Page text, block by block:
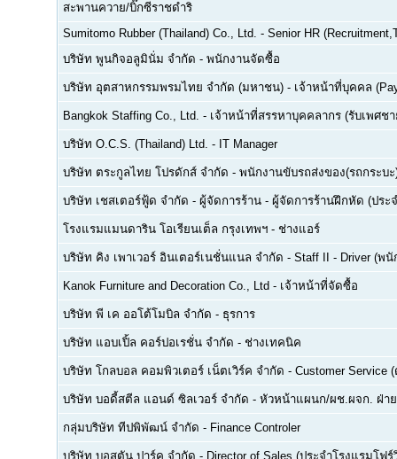
สะพานควาย/บิ๊กซีราชดำริ
Sumitomo Rubber (Thailand) Co., Ltd. - Senior HR
บริษัท พูนกิจอลูมินั่ม จำกัด - พนักงานจัดซื้อ
บริษัท อุตสาหกรรมพรมไทย จำกัด (มหาชน) - เจ้าหน้าที่บุคคล
Bangkok Staffing Co., Ltd. - เจ้าหน้าที่สรรหาบุคคลากร (รับเพศช
บริษัท O.C.S. (Thailand) Ltd. - IT Manager
บริษัท ตระกูลไทย โปรดักส์ จำกัด - พนักงานขับรถส่งของ(รถกระบะ
บริษัท เชสเตอร์ฟู้ด จำกัด - ผู้จัดการร้าน - ผู้จัดการร้านฝึกหัด (ประ
โรงแรมแมนดาริน โอเรียนเต็ล กรุงเทพฯ - ช่างแอร์
บริษัท คิง เพาเวอร์ อินเตอร์เนชั่นแนล จำกัด - Staff II - Driver (พ
Kanok Furniture and Decoration Co., Ltd - เจ้าหน้าที่จัดซื้อ
บริษัท พี เค ออโต้โมบิล จำกัด - ธุรการ
บริษัท แอบเปิ้ล คอร์ปอเรชั่น จำกัด - ช่างเทคนิค
บริษัท โกลบอล คอมพิวเตอร์ เน็ตเวิร์ค จำกัด - Customer Service
บริษัท บอดี้สตีล แอนด์ ซิลเวอร์ จำกัด - หัวหน้าแผนก/ผช.ผจก. ฝ่า
กลุ่มบริษัท ทีปพิพัฒน์ จำกัด - Finance Controler
บริษัท บอสตัน ปาร์ค จำกัด - Director of Sales (ประจำโรงแรมโ